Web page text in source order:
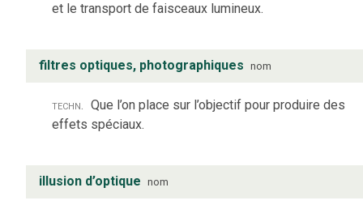
et le transport de faisceaux lumineux.
filtres optiques, photographiques nom
techn. Que l’on place sur l’objectif pour produire des
effets spéciaux.
illusion d’optique nom